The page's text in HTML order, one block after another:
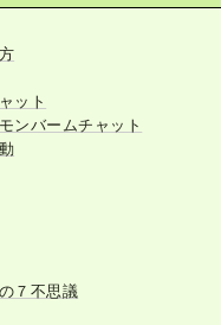
ット
ンバームチャット
７不思議